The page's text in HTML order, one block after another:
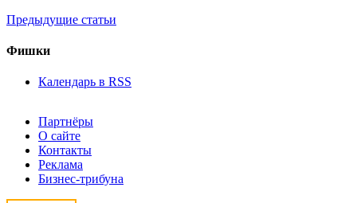
Предыдущие статьи
Фишки
Календарь в RSS
Партнёры
О сайте
Контакты
Реклама
Бизнес-трибуна